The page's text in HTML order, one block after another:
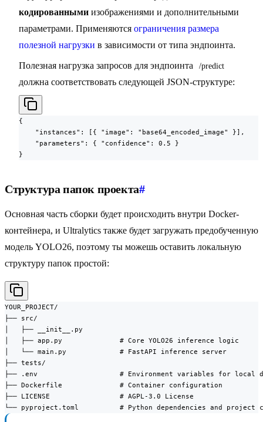
кодированными изображениями и дополнительными
параметрами. Применяются ограничения размера
полезной нагрузки в зависимости от типа эндпоинта.
Полезная нагрузка запросов для эндпоинта /predict
должна соответствовать следующей JSON-структуре:
{
    "instances": [{ "image": "base64_encoded_image" }],
    "parameters": { "confidence": 0.5 }
}
Структура папок проекта#
Основная часть сборки будет происходить внутри Docker-
контейнера, и Ultralytics также будет загружать предобученную
модель YOLO26, поэтому ты можешь оставить локальную
структуру папок простой:
YOUR_PROJECT/
├── src/
│   ├── __init__.py
│   ├── app.py              # Core YOLO26 inference logic
│   └── main.py             # FastAPI inference server
├── tests/
├── .env                    # Environment variables for local
├── Dockerfile              # Container configuration
├── LICENSE                 # AGPL-3.0 License
└── pyproject.toml          # Python dependencies and project